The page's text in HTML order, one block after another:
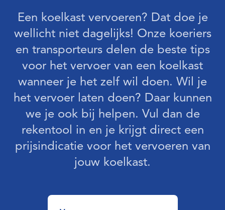
Een koelkast vervoeren? Dat doe je
wellicht niet dagelijks! Onze koeriers
en transporteurs delen de beste tips
voor het vervoer van een koelkast
wanneer je het zelf wil doen. Wil je
het vervoer laten doen? Daar kunnen
we je ook bij helpen. Vul dan de
rekentool in en je krijgt direct een
prijsindicatie voor het vervoeren van
jouw koelkast.